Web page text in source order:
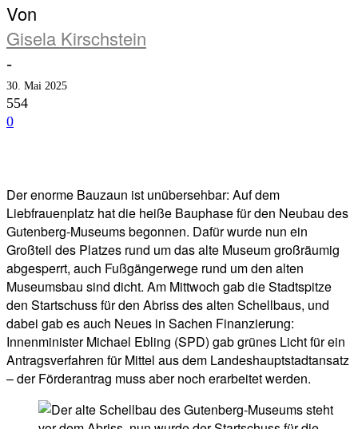
Von
Gisela Kirschstein
-
30. Mai 2025
554
0
Der enorme Bauzaun ist unübersehbar: Auf dem
Liebfrauenplatz hat die heiße Bauphase für den Neubau des
Gutenberg-Museums begonnen. Dafür wurde nun ein
Großteil des Platzes rund um das alte Museum großräumig
abgesperrt, auch Fußgängerwege rund um den alten
Museumsbau sind dicht. Am Mittwoch gab die Stadtspitze
den Startschuss für den Abriss des alten Schellbaus, und
dabei gab es auch Neues in Sachen Finanzierung:
Innenminister Michael Ebling (SPD) gab grünes Licht für ein
Antragsverfahren für Mittel aus dem Landeshauptstadtansatz
– der Förderantrag muss aber noch erarbeitet werden.